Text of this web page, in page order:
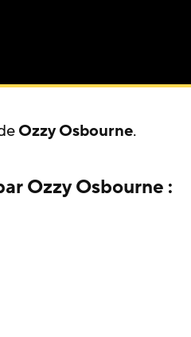
Ozzy Osbourne.
Ozzy Osbourne :